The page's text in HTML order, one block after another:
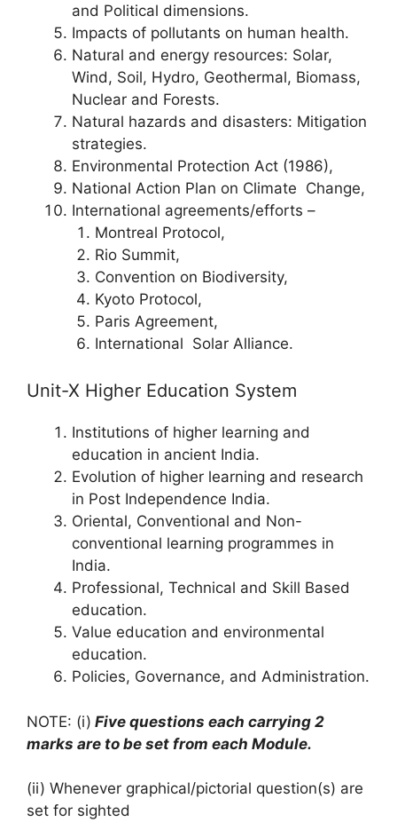
and Political dimensions.
Impacts of pollutants on human health.
Natural and energy resources: Solar,
Wind, Soil, Hydro, Geothermal, Biomass,
Nuclear and Forests.
Natural hazards and disasters: Mitigation
strategies.
Environmental Protection Act (1986),
National Action Plan on Climate Change,
International agreements/efforts –
Montreal Protocol,
Rio Summit,
Convention on Biodiversity,
Kyoto Protocol,
Paris Agreement,
International Solar Alliance.
Unit-X Higher Education System
Institutions of higher learning and
education in ancient India.
Evolution of higher learning and research
in Post Independence India.
Oriental, Conventional and Non-
conventional learning programmes in
India.
Professional, Technical and Skill Based
education.
Value education and environmental
education.
Policies, Governance, and Administration.
NOTE: (i) Five questions each carrying 2
marks are to be set from each Module.
(ii) Whenever graphical/pictorial question(s) are
set for sighted